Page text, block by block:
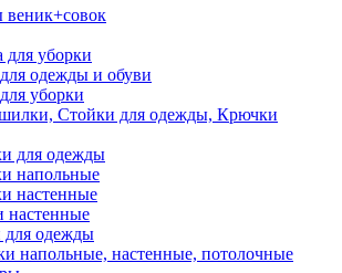
уборки
одежды и обуви
уборки
Стойки для одежды, Крючки
для одежды
напольные
настенные
настенные
для одежды
напольные, настенные, потолочные